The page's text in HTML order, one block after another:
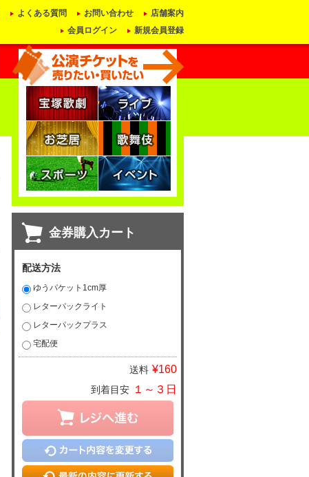
よくある質問 お問い合わせ
店舗案内
会員ログイン
新規会員登録
金券購入カート
配送方法
ゆうパケット1cm厚
レターパックライト
レターパックプラス
宅配便
送料 ¥160
到着目安 １～３日